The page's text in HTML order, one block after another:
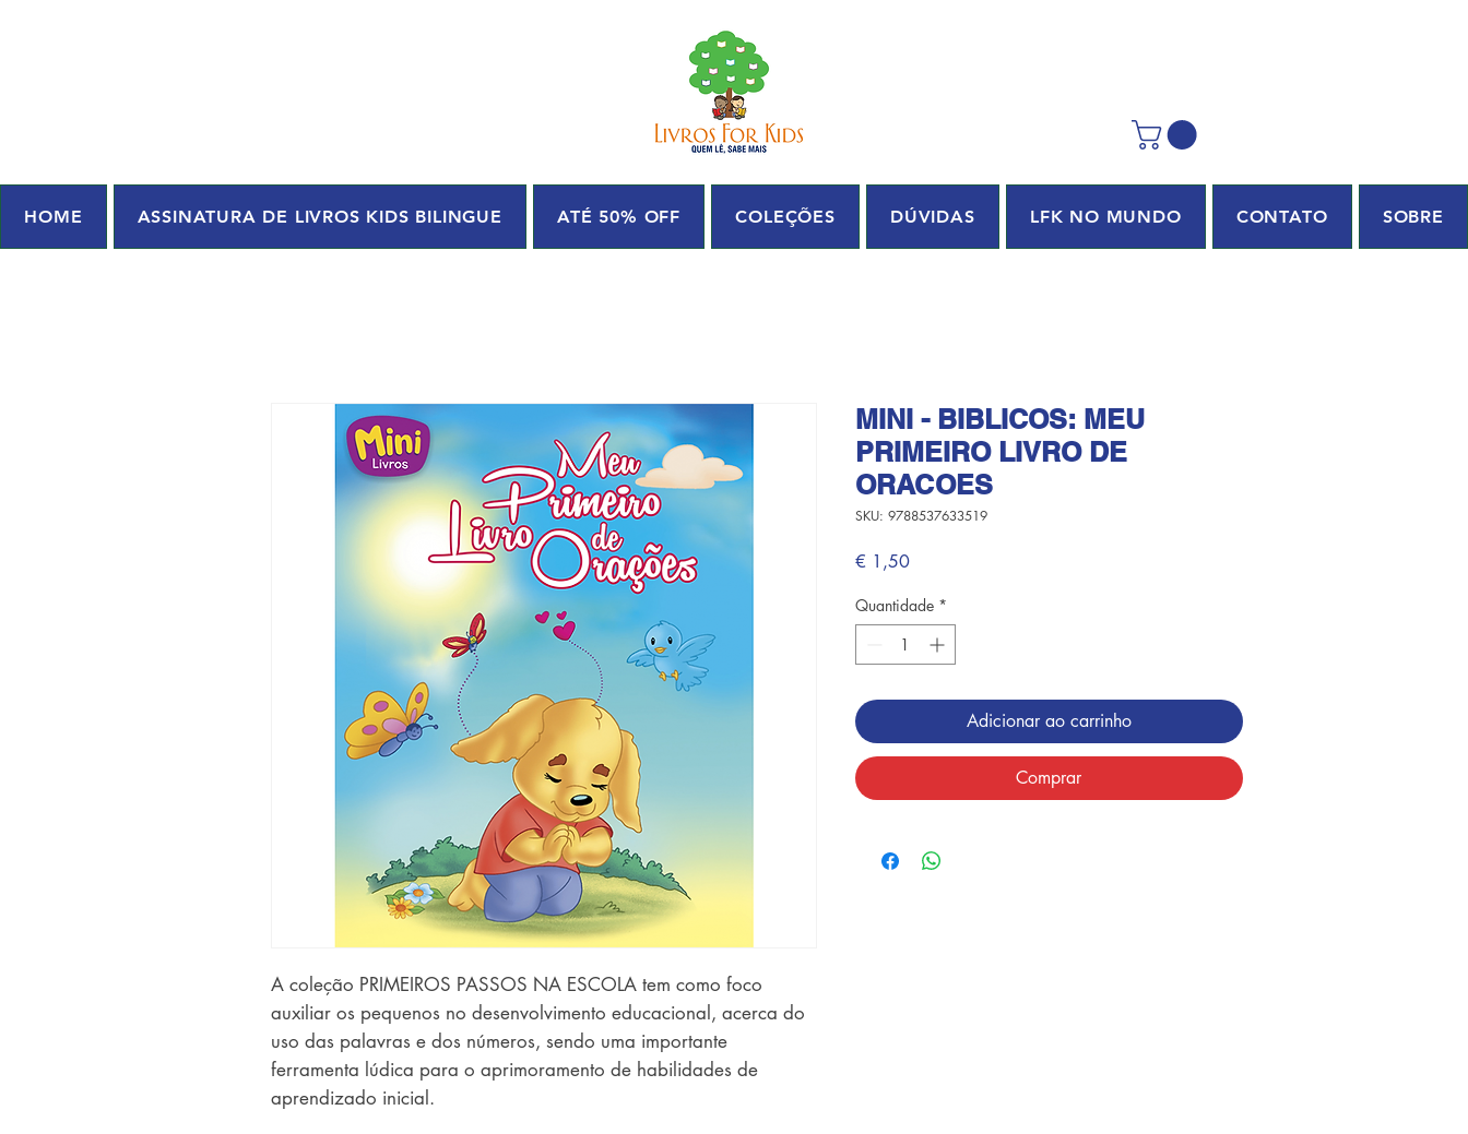
HOME ASSINATURA DE LIVROS KIDS BILINGUE ATÉ 50% OFF COLEÇÕES DÚVIDAS LFK NO MUNDO CONTATO SOBRE
A coleção PRIMEIROS PASSOS NA ESCOLA tem como foco
auxiliar os pequenos no desenvolvimento educacional, acerca do
uso das palavras e dos números, sendo uma importante
ferramenta lúdica para o aprimoramento de habilidades de
aprendizado inicial.
MINI - BIBLICOS: MEU
PRIMEIRO LIVRO DE
ORACOES
SKU: 9788537633519
€ 1,50Preço
Quantidade *
Adicionar ao carrinho
Comprar